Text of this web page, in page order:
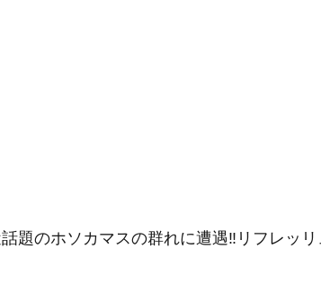
題のホソカマスの群れに遭遇‼リフレッ